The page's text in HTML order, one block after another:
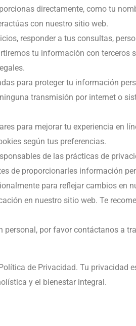
directamente, como tu
con nuestro sitio web.
responder a tus consultas,
tu información con terceros
para proteger tu información
transmisión por internet o
para mejorar tu experiencia en
según tus preferencias.
de las prácticas de
de proporcionarles información
para reflejar cambios en
en nuestro sitio web. Te
por favor contáctanos a
de Privacidad. Tu privacidad
y el bienestar integral.